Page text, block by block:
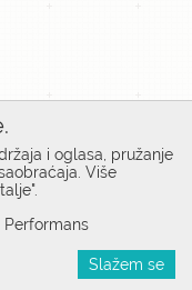
i oglasa, pružanje
Više
Performans
Slažem se